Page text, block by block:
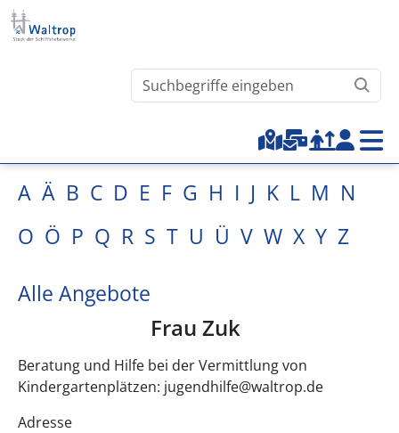
Direkt zum Inhalt
Waltrop.de durchsuchen
Top-Menu
A Ä B C D E F G H I J K L M N
O Ö P Q R S T U Ü V W X Y Z
Alle Angebote
Frau Zuk
Beratung und Hilfe bei der Vermittlung von
Kindergartenplätzen: jugendhilfe@waltrop.de
Adresse